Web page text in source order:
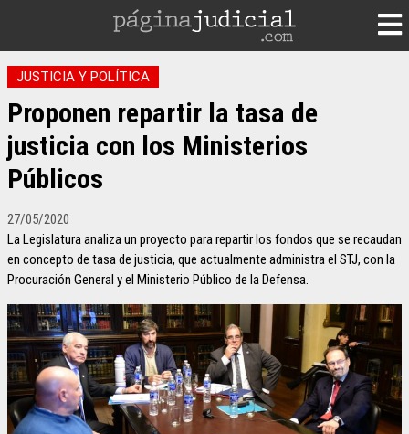
JUSTICIA Y POLÍTICA
Proponen repartir la tasa de
justicia con los Ministerios
Públicos
27/05/2020
La Legislatura analiza un proyecto para repartir los fondos que se recaudan
en concepto de tasa de justicia, que actualmente administra el STJ, con la
Procuración General y el Ministerio Público de la Defensa.